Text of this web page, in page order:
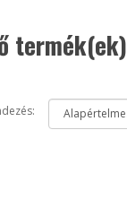
termék(ek)